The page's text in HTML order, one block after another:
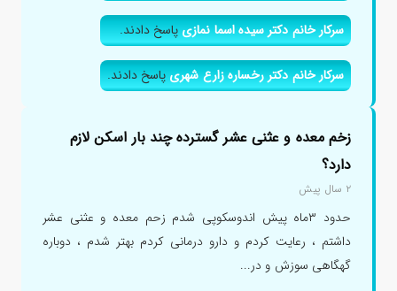
سرکار خانم دکتر سیده اسما نمازیپاسخ دادند.
سرکار خانم دکتر رخساره زارع شهریپاسخ دادند.
زخم معده و عثنی عشر گسترده چند بار اسکن لازم
دارد؟
۲ سال پیش
حدود ۳ماه پیش اندوسکوپی شدم زحم معده و عثنی عشر
داشتم ، رعایت کردم و دارو درمانی کردم بهتر شدم ، دوباره
گهگاهی سوزش و در...